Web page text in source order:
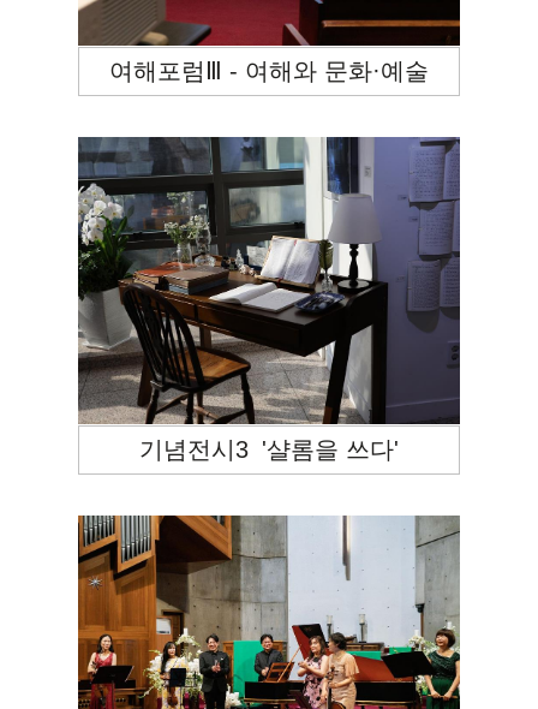
여해포럼Ⅲ - 여해와 문화·예술
기념전시3_'샬롬을 쓰다'